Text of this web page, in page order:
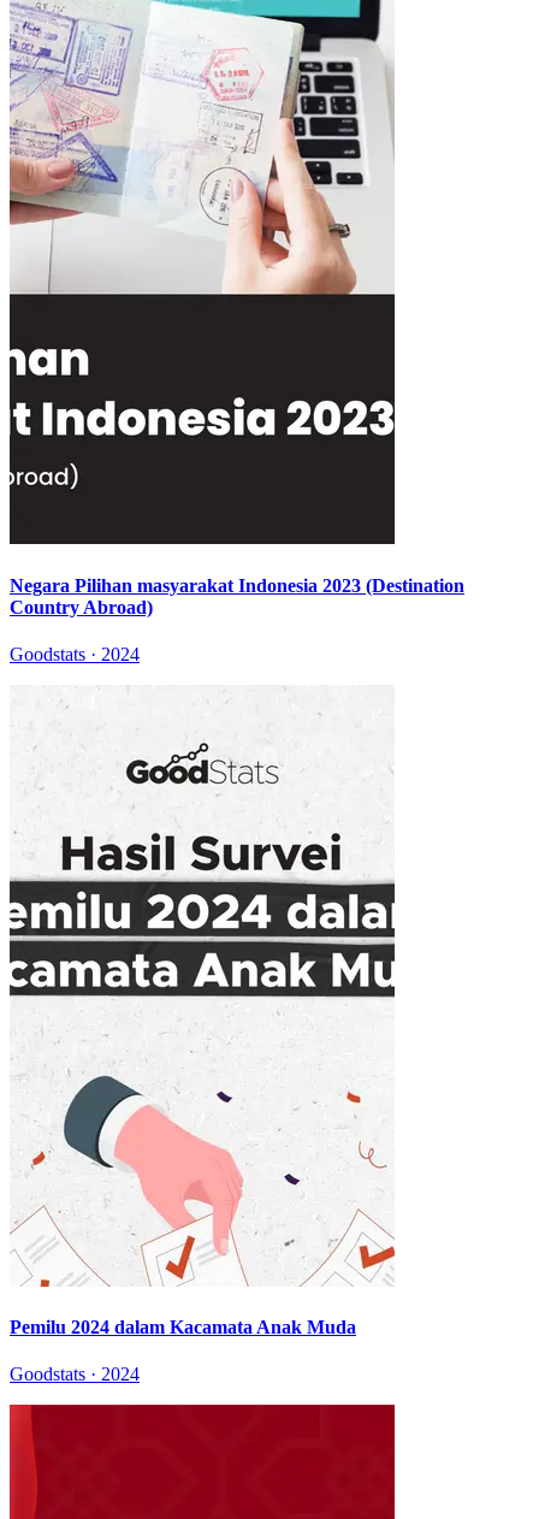
Negara Pilihan masyarakat Indonesia 2023 (Destination
Country Abroad)
Goodstats · 2024
Pemilu 2024 dalam Kacamata Anak Muda
Goodstats · 2024